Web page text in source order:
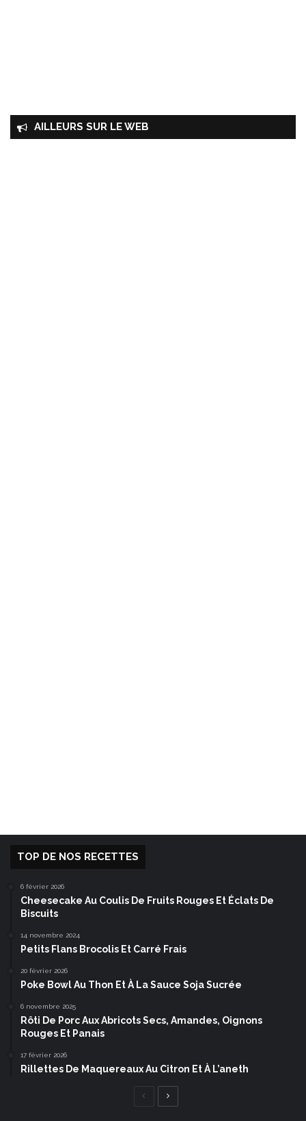
AILLEURS SUR LE WEB
TOP DE NOS RECETTES
6 février 2026
Cheesecake Au Coulis De Fruits Rouges Et Éclats De
Biscuits
14 novembre 2024
Petits Flans Brocolis Et Carré Frais
20 février 2026
Poke Bowl Au Thon Et À La Sauce Soja Sucrée
6 novembre 2025
Rôti De Porc Aux Abricots Secs, Amandes, Oignons
Rouges Et Panais
17 février 2026
Rillettes De Maquereaux Au Citron Et À L’aneth
Page